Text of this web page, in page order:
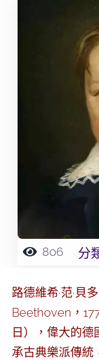
806 分
路德維希·范·貝
Beethoven，
日），偉大的
承古典樂派傳統